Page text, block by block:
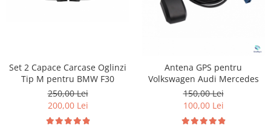
Set 2 Capace Carcase Oglinzi
Tip M pentru BMW F30
250,00 Lei
200,00 Lei
Antena GPS pentru
Volkswagen Audi Mercedes
150,00 Lei
100,00 Lei